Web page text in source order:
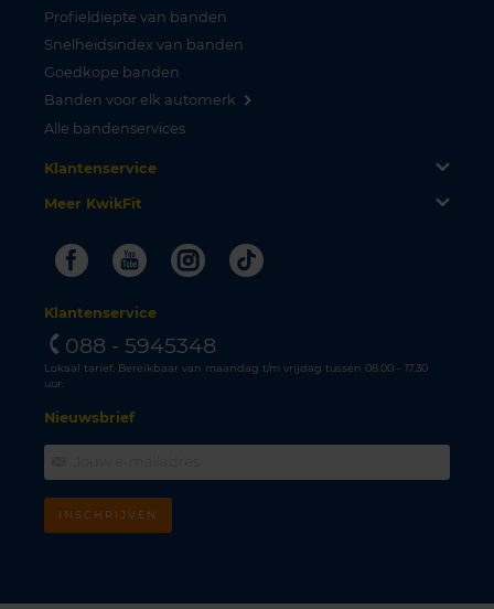
Profieldiepte van banden
Snelheidsindex van banden
Goedkope banden
Banden voor elk automerk
Alle bandenservices
Klantenservice
Meer KwikFit
FacebookYoutubeInstagram
Tiktok
Klantenservice
088 - 5945348
Lokaal tarief. Bereikbaar van maandag t/m vrijdag tussen 08.00 - 17.30
uur.
Nieuwsbrief
INSCHRIJVEN